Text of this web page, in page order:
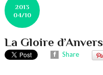
2013
04/10
La Gloire d’Anvers
Share